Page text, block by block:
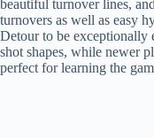
beautiful turnover lines,
turnovers as well as easy
Detour to be exceptionally
shot shapes, while newer
perfect for learning the